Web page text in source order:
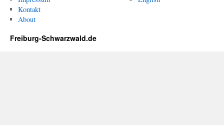
Kontakt
About
Freiburg-Schwarzwald.de